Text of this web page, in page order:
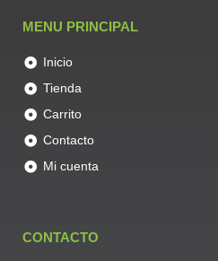
MENU PRINCIPAL
Inicio
Tienda
Carrito
Contacto
Mi cuenta
CONTACTO